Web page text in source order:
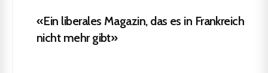
«Ein liberales Magazin, das es in Frankreich
nicht mehr gibt»